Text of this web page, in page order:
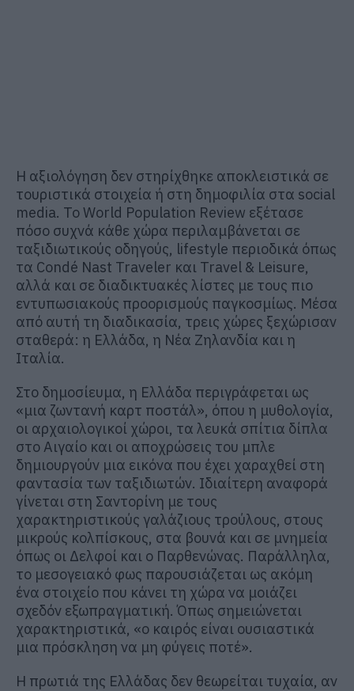
Η αξιολόγηση δεν στηρίχθηκε αποκλειστικά σε
τουριστικά στοιχεία ή στη δημοφιλία στα social
media. Το World Population Review εξέτασε
πόσο συχνά κάθε χώρα περιλαμβάνεται σε
ταξιδιωτικούς οδηγούς, lifestyle περιοδικά όπως
τα Condé Nast Traveler και Travel & Leisure,
αλλά και σε διαδικτυακές λίστες με τους πιο
εντυπωσιακούς προορισμούς παγκοσμίως. Μέσα
από αυτή τη διαδικασία, τρεις χώρες ξεχώρισαν
σταθερά: η Ελλάδα, η Νέα Ζηλανδία και η
Ιταλία.
Στο δημοσίευμα, η Ελλάδα περιγράφεται ως
«μια ζωντανή καρτ ποστάλ», όπου η μυθολογία,
οι αρχαιολογικοί χώροι, τα λευκά σπίτια δίπλα
στο Αιγαίο και οι αποχρώσεις του μπλε
δημιουργούν μια εικόνα που έχει χαραχθεί στη
φαντασία των ταξιδιωτών. Ιδιαίτερη αναφορά
γίνεται στη Σαντορίνη με τους
χαρακτηριστικούς γαλάζιους τρούλους, στους
μικρούς κολπίσκους, στα βουνά και σε μνημεία
όπως οι Δελφοί και ο Παρθενώνας. Παράλληλα,
το μεσογειακό φως παρουσιάζεται ως ακόμη
ένα στοιχείο που κάνει τη χώρα να μοιάζει
σχεδόν εξωπραγματική. Όπως σημειώνεται
χαρακτηριστικά, «ο καιρός είναι ουσιαστικά
μια πρόσκληση να μη φύγεις ποτέ».
Η πρωτιά της Ελλάδας δεν θεωρείται τυχαία, αν